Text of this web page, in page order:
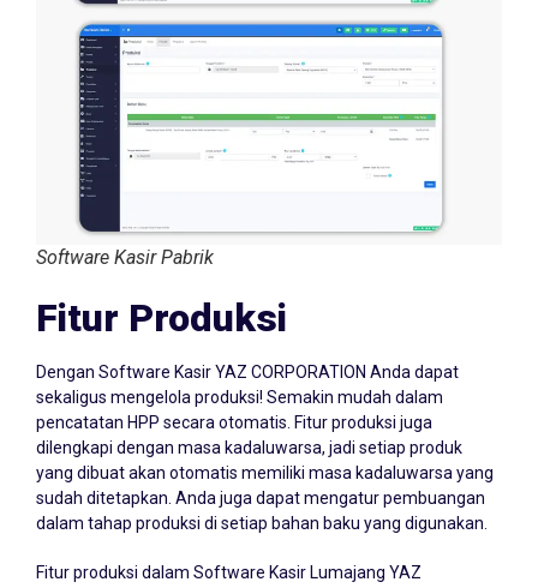
Software Kasir Pabrik
Fitur Produksi
sekaligus mengelola produksi! Semakin mudah dalam
pencatatan HPP secara otomatis. Fitur produksi juga
dilengkapi dengan masa kadaluwarsa, jadi setiap produk
yang dibuat akan otomatis memiliki masa kadaluwarsa yang
sudah ditetapkan. Anda juga dapat mengatur pembuangan
dalam tahap produksi di setiap bahan baku yang digunakan.
CORPORATION cocok untuk usaha pabrik, perakitan, konveksi